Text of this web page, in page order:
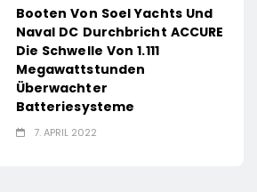
Booten Von Soel Yachts Und
Naval DC Durchbricht ACCURE
Die Schwelle Von 1.111
Megawattstunden
Überwachter
Batteriesysteme
7. APRIL 2022